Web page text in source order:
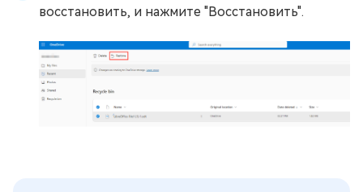
восстановить, и нажмите "Восстановить".